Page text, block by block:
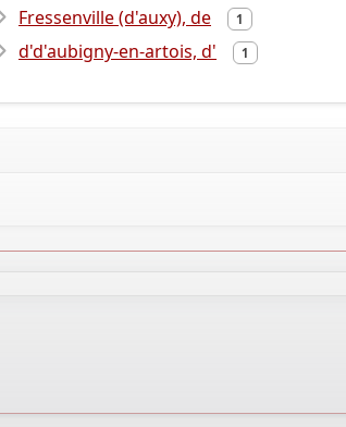
Fressenville (d'auxy), de 1
d'd'aubigny-en-artois, d' 1